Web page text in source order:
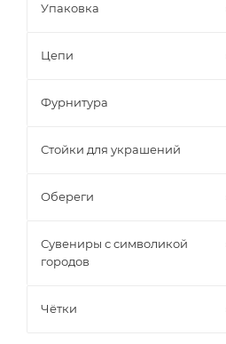
Упаковка
Цепи
Фурнитура
Стойки для украшений
Обереги
Сувениры с символикой
городов
Чётки